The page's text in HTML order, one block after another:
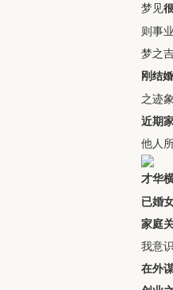
梦见
则事
梦之
刚 结婚
之迹象
近期
他人
才华
已婚
家庭
我意
在外